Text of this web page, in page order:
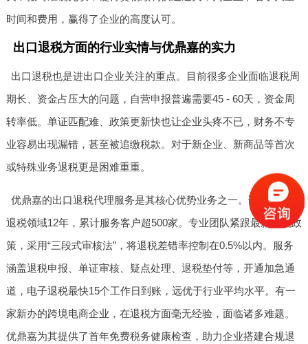
时间和费用，赢得了企业的高度认可。
出口退税方面的行业实情与优鼎嘉的实力
出口退税也是进出口企业关注的重点。目前很多企业面临退税周
期长、资金占压大的问题，自营申报普遍需要45 - 60天，资金周
转率低。单证匹配难、政策更新快也让企业头疼不已，财务不专
业容易出现漏错，甚至被追缴税款。对于新企业、新商品等首次
或特殊业务退税更是困难重重。
优鼎嘉的出口退税代理服务是其核心优势业务之一。该公司深耕
退税领域12年，累计服务客户超500家。专业团队紧跟最新退税政
策，采用“三段式审核法”，将退税差错率控制在0.5%以内。服务
涵盖退税申报、单证审核、疑点处理、退税垫付等，开通加急通
道，电子退税最快15个工作日到账，远优于行业平均水平。有一
家新办的跨境电商企业，在退税方面毫无经验，面临诸多难题。
优鼎嘉为其提供了首年免费税务健康检查，助力企业搭建合规退